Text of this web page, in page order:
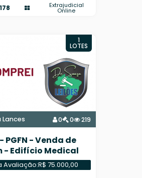
Extrajudicial
Online
0 0 219
1
LOTES
PGFN - Venda de
- Edifício Medical
Avaliação:R$ 75.000,00